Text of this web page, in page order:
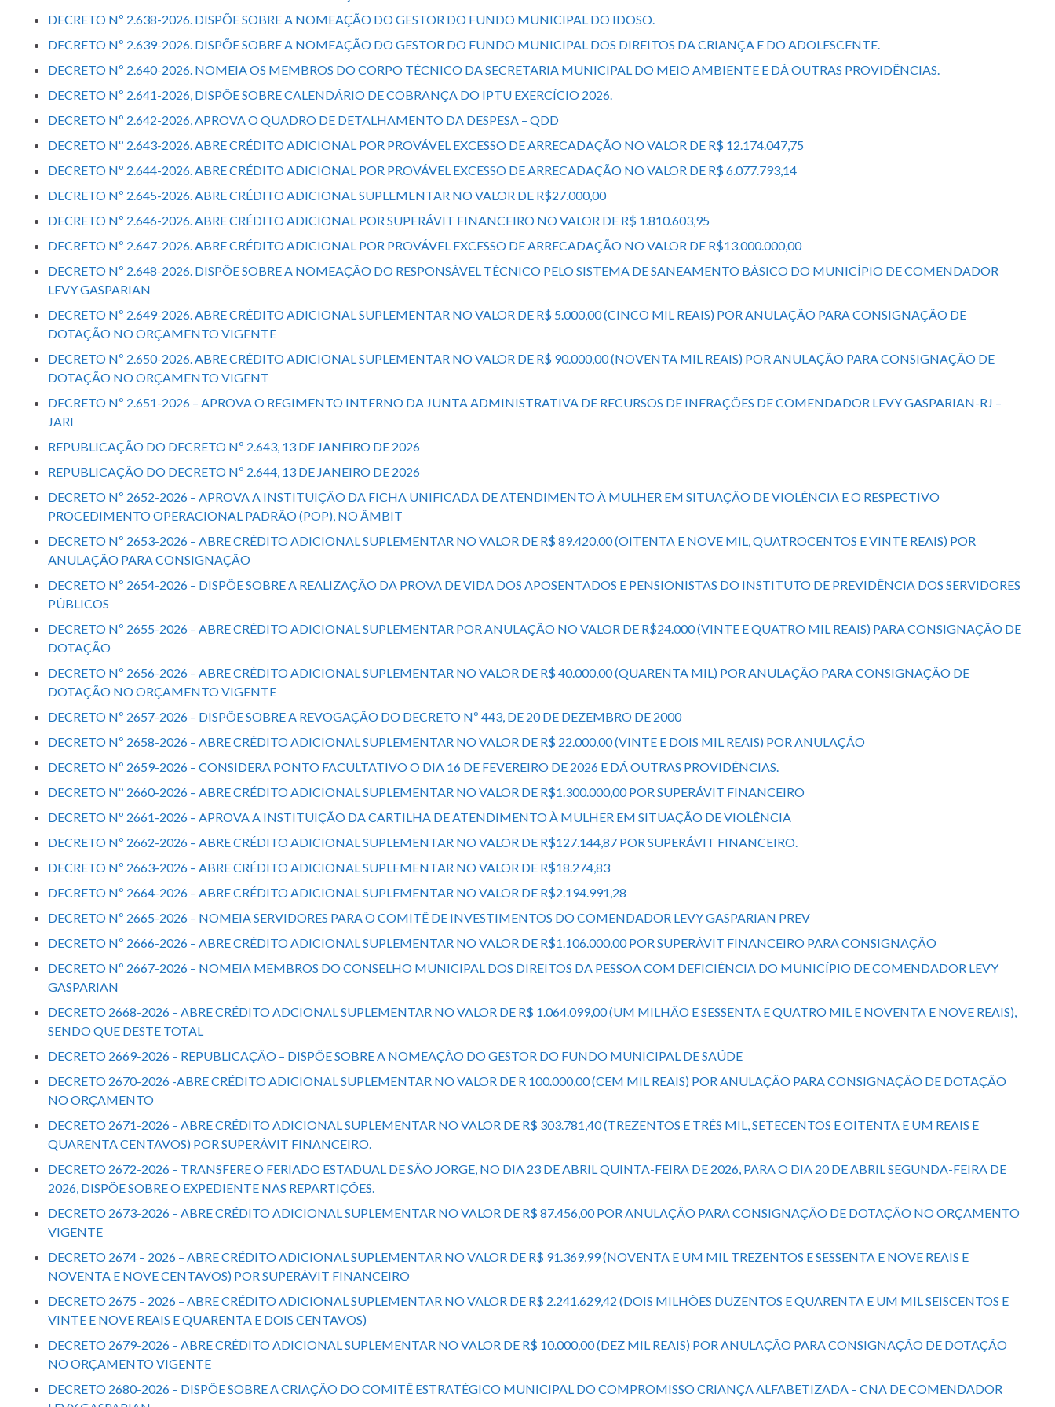
DECRETO Nº 2.638-2026. DISPÕE SOBRE A NOMEAÇÃO DO GESTOR DO FUNDO MUNICIPAL DO IDOSO.
DECRETO Nº 2.639-2026. DISPÕE SOBRE A NOMEAÇÃO DO GESTOR DO FUNDO MUNICIPAL DOS DIREITOS DA CRIANÇA E DO ADOLESCENTE.
DECRETO Nº 2.640-2026. NOMEIA OS MEMBROS DO CORPO TÉCNICO DA SECRETARIA MUNICIPAL DO MEIO AMBIENTE E DÁ OUTRAS PROVIDÊNCIAS.
DECRETO Nº 2.641-2026, DISPÕE SOBRE CALENDÁRIO DE COBRANÇA DO IPTU EXERCÍCIO 2026.
DECRETO Nº 2.642-2026, APROVA O QUADRO DE DETALHAMENTO DA DESPESA – QDD
DECRETO Nº 2.643-2026. ABRE CRÉDITO ADICIONAL POR PROVÁVEL EXCESSO DE ARRECADAÇÃO NO VALOR DE R$ 12.174.047,75
DECRETO Nº 2.644-2026. ABRE CRÉDITO ADICIONAL POR PROVÁVEL EXCESSO DE ARRECADAÇÃO NO VALOR DE R$ 6.077.793,14
DECRETO Nº 2.645-2026. ABRE CRÉDITO ADICIONAL SUPLEMENTAR NO VALOR DE R$27.000,00
DECRETO Nº 2.646-2026. ABRE CRÉDITO ADICIONAL POR SUPERÁVIT FINANCEIRO NO VALOR DE R$ 1.810.603,95
DECRETO Nº 2.647-2026. ABRE CRÉDITO ADICIONAL POR PROVÁVEL EXCESSO DE ARRECADAÇÃO NO VALOR DE R$13.000.000,00
DECRETO Nº 2.648-2026. DISPÕE SOBRE A NOMEAÇÃO DO RESPONSÁVEL TÉCNICO PELO SISTEMA DE SANEAMENTO BÁSICO DO MUNICÍPIO DE COMENDADOR
LEVY GASPARIAN
DECRETO Nº 2.649-2026. ABRE CRÉDITO ADICIONAL SUPLEMENTAR NO VALOR DE R$ 5.000,00 (CINCO MIL REAIS) POR ANULAÇÃO PARA CONSIGNAÇÃO DE
DOTAÇÃO NO ORÇAMENTO VIGENTE
DECRETO Nº 2.650-2026. ABRE CRÉDITO ADICIONAL SUPLEMENTAR NO VALOR DE R$ 90.000,00 (NOVENTA MIL REAIS) POR ANULAÇÃO PARA CONSIGNAÇÃO DE
DOTAÇÃO NO ORÇAMENTO VIGENT
DECRETO Nº 2.651-2026 – APROVA O REGIMENTO INTERNO DA JUNTA ADMINISTRATIVA DE RECURSOS DE INFRAÇÕES DE COMENDADOR LEVY GASPARIAN-RJ –
JARI
REPUBLICAÇÃO DO DECRETO Nº 2.643, 13 DE JANEIRO DE 2026
REPUBLICAÇÃO DO DECRETO Nº 2.644, 13 DE JANEIRO DE 2026
DECRETO Nº 2652-2026 – APROVA A INSTITUIÇÃO DA FICHA UNIFICADA DE ATENDIMENTO À MULHER EM SITUAÇÃO DE VIOLÊNCIA E O RESPECTIVO
PROCEDIMENTO OPERACIONAL PADRÃO (POP), NO ÂMBIT
DECRETO Nº 2653-2026 – ABRE CRÉDITO ADICIONAL SUPLEMENTAR NO VALOR DE R$ 89.420,00 (OITENTA E NOVE MIL, QUATROCENTOS E VINTE REAIS) POR
ANULAÇÃO PARA CONSIGNAÇÃO
DECRETO Nº 2654-2026 – DISPÕE SOBRE A REALIZAÇÃO DA PROVA DE VIDA DOS APOSENTADOS E PENSIONISTAS DO INSTITUTO DE PREVIDÊNCIA DOS SERVIDORES
PÚBLICOS
DECRETO Nº 2655-2026 – ABRE CRÉDITO ADICIONAL SUPLEMENTAR POR ANULAÇÃO NO VALOR DE R$24.000 (VINTE E QUATRO MIL REAIS) PARA CONSIGNAÇÃO DE
DOTAÇÃO
DECRETO Nº 2656-2026 – ABRE CRÉDITO ADICIONAL SUPLEMENTAR NO VALOR DE R$ 40.000,00 (QUARENTA MIL) POR ANULAÇÃO PARA CONSIGNAÇÃO DE
DOTAÇÃO NO ORÇAMENTO VIGENTE
DECRETO Nº 2657-2026 – DISPÕE SOBRE A REVOGAÇÃO DO DECRETO Nº 443, DE 20 DE DEZEMBRO DE 2000
DECRETO Nº 2658-2026 – ABRE CRÉDITO ADICIONAL SUPLEMENTAR NO VALOR DE R$ 22.000,00 (VINTE E DOIS MIL REAIS) POR ANULAÇÃO
DECRETO Nº 2659-2026 – CONSIDERA PONTO FACULTATIVO O DIA 16 DE FEVEREIRO DE 2026 E DÁ OUTRAS PROVIDÊNCIAS.
DECRETO Nº 2660-2026 – ABRE CRÉDITO ADICIONAL SUPLEMENTAR NO VALOR DE R$1.300.000,00 POR SUPERÁVIT FINANCEIRO
DECRETO Nº 2661-2026 – APROVA A INSTITUIÇÃO DA CARTILHA DE ATENDIMENTO À MULHER EM SITUAÇÃO DE VIOLÊNCIA
DECRETO Nº 2662-2026 – ABRE CRÉDITO ADICIONAL SUPLEMENTAR NO VALOR DE R$127.144,87 POR SUPERÁVIT FINANCEIRO.
DECRETO Nº 2663-2026 – ABRE CRÉDITO ADICIONAL SUPLEMENTAR NO VALOR DE R$18.274,83
DECRETO Nº 2664-2026 – ABRE CRÉDITO ADICIONAL SUPLEMENTAR NO VALOR DE R$2.194.991,28
DECRETO Nº 2665-2026 – NOMEIA SERVIDORES PARA O COMITÊ DE INVESTIMENTOS DO COMENDADOR LEVY GASPARIAN PREV
DECRETO Nº 2666-2026 – ABRE CRÉDITO ADICIONAL SUPLEMENTAR NO VALOR DE R$1.106.000,00 POR SUPERÁVIT FINANCEIRO PARA CONSIGNAÇÃO
DECRETO Nº 2667-2026 – NOMEIA MEMBROS DO CONSELHO MUNICIPAL DOS DIREITOS DA PESSOA COM DEFICIÊNCIA DO MUNICÍPIO DE COMENDADOR LEVY
GASPARIAN
DECRETO 2668-2026 – ABRE CRÉDITO ADCIONAL SUPLEMENTAR NO VALOR DE R$ 1.064.099,00 (UM MILHÃO E SESSENTA E QUATRO MIL E NOVENTA E NOVE REAIS),
SENDO QUE DESTE TOTAL
DECRETO 2669-2026 – REPUBLICAÇÃO – DISPÕE SOBRE A NOMEAÇÃO DO GESTOR DO FUNDO MUNICIPAL DE SAÚDE
DECRETO 2670-2026 -ABRE CRÉDITO ADICIONAL SUPLEMENTAR NO VALOR DE R 100.000,00 (CEM MIL REAIS) POR ANULAÇÃO PARA CONSIGNAÇÃO DE DOTAÇÃO
NO ORÇAMENTO
DECRETO 2671-2026 – ABRE CRÉDITO ADICIONAL SUPLEMENTAR NO VALOR DE R$ 303.781,40 (TREZENTOS E TRÊS MIL, SETECENTOS E OITENTA E UM REAIS E
QUARENTA CENTAVOS) POR SUPERÁVIT FINANCEIRO.
DECRETO 2672-2026 – TRANSFERE O FERIADO ESTADUAL DE SÃO JORGE, NO DIA 23 DE ABRIL QUINTA-FEIRA DE 2026, PARA O DIA 20 DE ABRIL SEGUNDA-FEIRA DE
2026, DISPÕE SOBRE O EXPEDIENTE NAS REPARTIÇÕES.
DECRETO 2673-2026 – ABRE CRÉDITO ADICIONAL SUPLEMENTAR NO VALOR DE R$ 87.456,00 POR ANULAÇÃO PARA CONSIGNAÇÃO DE DOTAÇÃO NO ORÇAMENTO
VIGENTE
DECRETO 2674 – 2026 – ABRE CRÉDITO ADICIONAL SUPLEMENTAR NO VALOR DE R$ 91.369,99 (NOVENTA E UM MIL TREZENTOS E SESSENTA E NOVE REAIS E
NOVENTA E NOVE CENTAVOS) POR SUPERÁVIT FINANCEIRO
DECRETO 2675 – 2026 – ABRE CRÉDITO ADICIONAL SUPLEMENTAR NO VALOR DE R$ 2.241.629,42 (DOIS MILHÕES DUZENTOS E QUARENTA E UM MIL SEISCENTOS E
VINTE E NOVE REAIS E QUARENTA E DOIS CENTAVOS)
DECRETO 2679-2026 – ABRE CRÉDITO ADICIONAL SUPLEMENTAR NO VALOR DE R$ 10.000,00 (DEZ MIL REAIS) POR ANULAÇÃO PARA CONSIGNAÇÃO DE DOTAÇÃO
NO ORÇAMENTO VIGENTE
DECRETO 2680-2026 – DISPÕE SOBRE A CRIAÇÃO DO COMITÊ ESTRATÉGICO MUNICIPAL DO COMPROMISSO CRIANÇA ALFABETIZADA – CNA DE COMENDADOR